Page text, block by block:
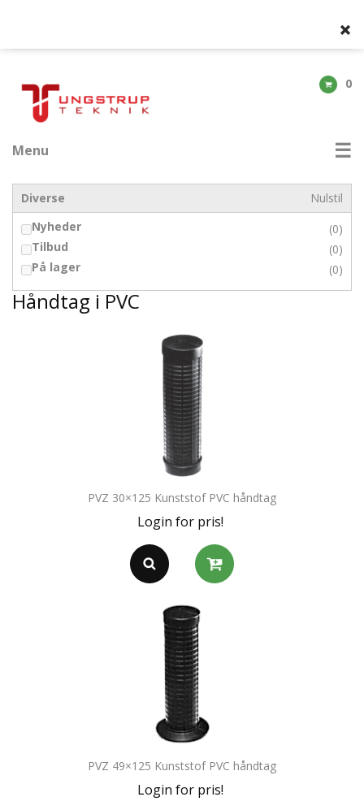
0
Menu
Diverse
Nulstil
Nyheder
(0)
Tilbud
(0)
På lager
(0)
Håndtag i PVC
PVZ 30×125 Kunststof PVC håndtag
Login for pris!
PVZ 49×125 Kunststof PVC håndtag
Login for pris!